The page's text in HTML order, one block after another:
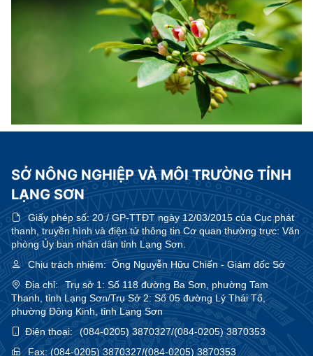
SỞ NÔNG NGHIỆP VÀ MÔI TRƯỜNG TỈNH
LẠNG SƠN
Giấy phép số:20 / GP-TTĐT ngày 12/03/2015 của Cục phát
thanh, truyền hình và điện tử thông tin Cơ quan thường trực: Văn
phòng Ủy ban nhân dân tỉnh Lạng Sơn.
Chịu trách nhiệm:Ông Nguyễn Hữu Chiến - Giám đốc Sở
Địa chỉ:
Trụ sở 1: Số 118 đường Ba Sơn, phường Tam
Thanh, tỉnh Lạng Sơn/Trụ Sở 2: Số 05 đường Lý Thái Tổ,
phường Đông Kinh, tỉnh Lạng Sơn
Điện thoại:
(084-0205) 3870327/(084-0205) 3870353
Fax:(084-0205) 3870327/(084-0205) 3870353